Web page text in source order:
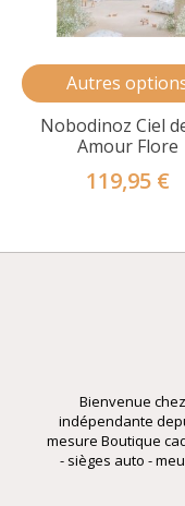
Autres
Nobodinoz Ciel
Amour Flore
119,95 €
Bienvenue
indépendante
mesure Boutique
- sièges auto -